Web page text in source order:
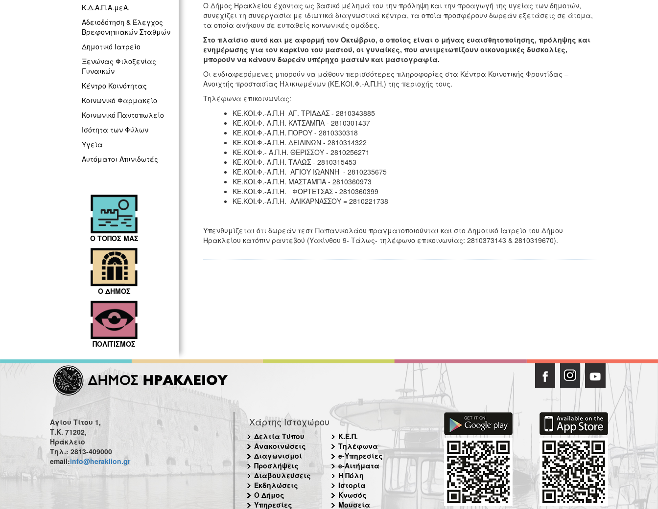
Κ.Δ.Α.Π.Α.μεΑ.
Αδειοδότηση & Έλεγχος
Βρεφονηπιακών Σταθμών
Δημοτικό Ιατρείο
Ξενώνας Φιλοξενίας
Γυναικών
Κέντρο Κοινότητας
Κοινωνικό Φαρμακείο
Κοινωνικό Παντοπωλείο
Ισότητα των Φύλων
Υγεία
Αυτόματοι Απινιδωτές
Ο ΤΟΠΟΣ ΜΑΣ
Ο ΔΗΜΟΣ
ΠΟΛΙΤΙΣΜΟΣ
Ο Δήμος Ηρακλείου έχοντας ως βασικό μέλημά του την πρόληψη και την προαγωγή της υγείας των δημοτών,
συνεχίζει τη συνεργασία με ιδιωτικά διαγνωστικά κέντρα, τα οποία προσφέρουν δωρεάν εξετάσεις σε άτομα,
τα οποία ανήκουν σε ευπαθείς κοινωνικές ομάδες.
Στο πλαίσιο αυτό και με αφορμή τον Οκτώβριο, ο οποίος είναι ο μήνας ευαισθητοποίησης, πρόληψης και
ενημέρωσης για τον καρκίνο του μαστού, οι γυναίκες, που αντιμετωπίζουν οικονομικές δυσκολίες,
μπορούν να κάνουν δωρεάν υπέρηχο μαστών και μαστογραφία.
Οι ενδιαφερόμενες μπορούν να μάθουν περισσότερες πληροφορίες στα Κέντρα Κοινοτικής Φροντίδας –
Ανοιχτής προστασίας Ηλικιωμένων (ΚΕ.ΚΟΙ.Φ.-Α.Π.Η.) της περιοχής τους.
Τηλέφωνα επικοινωνίας:
ΚΕ.ΚΟΙ.Φ.-Α.Π.Η ΑΓ. ΤΡΙΑΔΑΣ - 2810343885
ΚΕ.ΚΟΙ.Φ.-Α.Π.Η. ΚΑΤΣΑΜΠΑ - 2810301437
ΚΕ.ΚΟΙ.Φ.-Α.Π.Η. ΠΟΡΟΥ - 2810330318
ΚΕ.ΚΟΙ.Φ.-Α.Π.Η. ΔΕΙΛΙΝΩΝ - 2810314322
ΚΕ.ΚΟΙ.Φ.- Α.Π.Η. ΘΕΡΙΣΣΟΥ - 2810256271
ΚΕ.ΚΟΙ.Φ.-Α.Π.Η. ΤΑΛΩΣ - 2810315453
ΚΕ.ΚΟΙ.Φ.-Α.Π.Η. ΑΓΙΟΥ ΙΩΑΝΝΗ - 2810235675
ΚΕ.ΚΟΙ.Φ.-Α.Π.Η. ΜΑΣΤΑΜΠΑ - 2810360973
ΚΕ.ΚΟΙ.Φ.-Α.Π.Η. ΦΟΡΤΕΤΣΑΣ - 2810360399
ΚΕ.ΚΟΙ.Φ.-Α.Π.Η. ΑΛΙΚΑΡΝΑΣΣΟΥ = 2810221738
Υπενθυμίζεται ότι δωρεάν τεστ Παπανικολάου πραγματοποιούνται και στο Δημοτικό Ιατρείο του Δήμου
Ηρακλείου κατόπιν ραντεβού (Υακίνθου 9- Τάλως- τηλέφωνο επικοινωνίας: 2810373143 & 2810319670).
Αγίου Τίτου 1,
Τ.Κ. 71202,
Ηράκλειο
Τηλ.: 2813-409000
email:info@heraklion.gr
Χάρτης Ιστοχώρου
Δελτία Τύπου
Ανακοινώσεις
Διαγωνισμοί
Προσλήψεις
Διαβουλεύσεις
Εκδηλώσεις
Ο Δήμος
Υπηρεσίες
Κ.Ε.Π.
Τηλέφωνα
e-Υπηρεσίες
e-Αιτήματα
Η Πόλη
Ιστορία
Κνωσός
Μουσεία